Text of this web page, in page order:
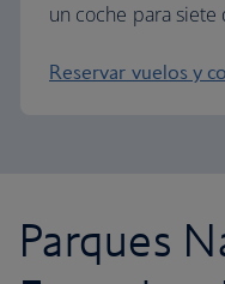
un coche para siete
Reservar vuelos y
Parques